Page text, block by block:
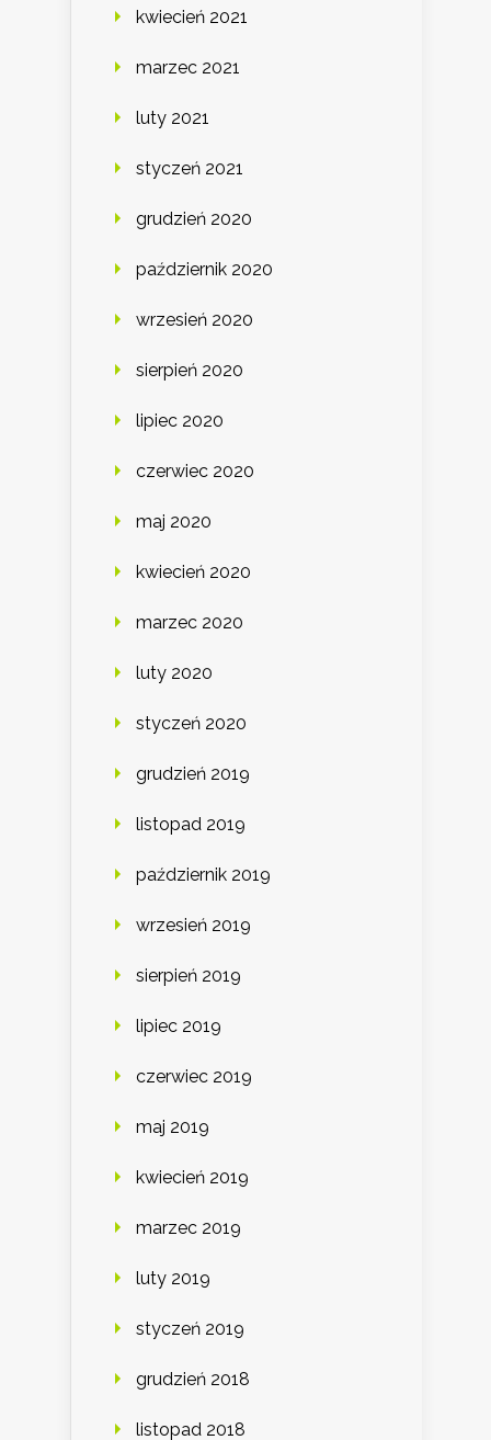
kwiecień 2021
marzec 2021
luty 2021
styczeń 2021
grudzień 2020
październik 2020
wrzesień 2020
sierpień 2020
lipiec 2020
czerwiec 2020
maj 2020
kwiecień 2020
marzec 2020
luty 2020
styczeń 2020
grudzień 2019
listopad 2019
październik 2019
wrzesień 2019
sierpień 2019
lipiec 2019
czerwiec 2019
maj 2019
kwiecień 2019
marzec 2019
luty 2019
styczeń 2019
grudzień 2018
listopad 2018